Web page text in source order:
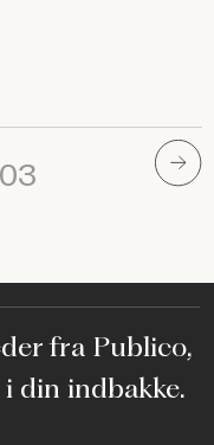
03
fra Publico,
din indbakke.